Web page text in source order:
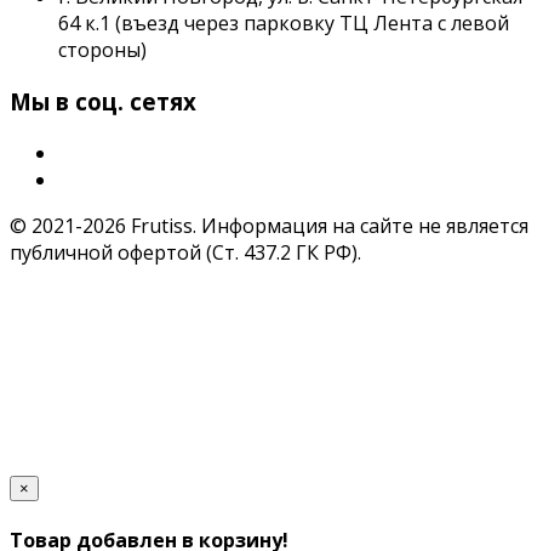
64 к.1 (въезд через парковку ТЦ Лента с левой
стороны)
Мы в соц. сетях
© 2021-2026 Frutiss. Информация на сайте не является
публичной офертой (Ст. 437.2 ГК РФ).
×
Товар добавлен в корзину!